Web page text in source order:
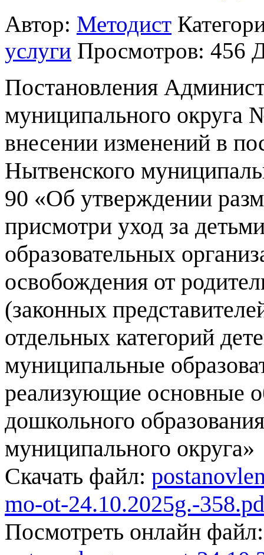
Автор: Методист
услуги Просмотров: 456
Постановления
муниципального округа
внесении изменений в
Нытвенского
90 «Об утверждении
присмотри уход за
образовательных
освобождения от
(законных
отдельных категорий
муниципальные
реализующие основные
дошкольного
муниципального округа»
Скачать файл:
mo-ot-24.10.2025g.-
Посмотреть онлайн